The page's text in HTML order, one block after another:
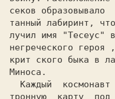
секов образовывало
танный лабиринт,
лучил имя "Тесеус"
негреческого героя
крит ского быка в
тронную  карту  под